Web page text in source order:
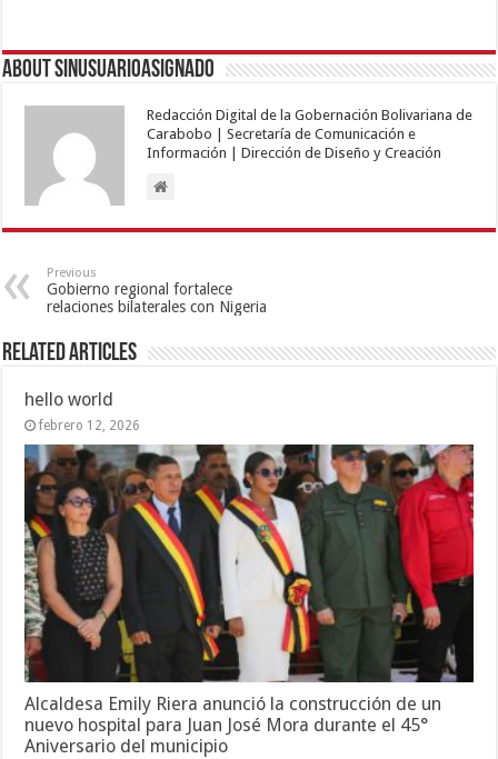
About sinusuarioasignado
Redacción Digital de la Gobernación Bolivariana de
Carabobo | Secretaría de Comunicación e
Información | Dirección de Diseño y Creación
Previous
Gobierno regional fortalece
relaciones bilaterales con Nigeria
Related Articles
hello world
febrero 12, 2026
Alcaldesa Emily Riera anunció la construcción de un
nuevo hospital para Juan José Mora durante el 45°
Aniversario del municipio